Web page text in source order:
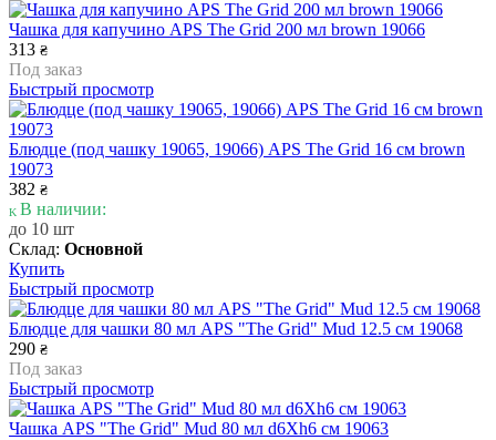
Чашка для капучино APS The Grid 200 мл brown 19066
313 ₴
Под заказ
Быстрый просмотр
Блюдце (под чашку 19065, 19066) APS The Grid 16 см brown
19073
382 ₴
В наличии:
до 10 шт
Склад: Основной
Купить
Быстрый просмотр
Блюдце для чашки 80 мл APS "The Grid" Mud 12.5 см 19068
290 ₴
Под заказ
Быстрый просмотр
Чашка APS "The Grid" Mud 80 мл d6Xh6 см 19063